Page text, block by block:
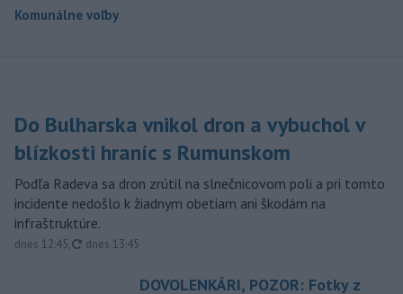
Komunálne voľby
Do Bulharska vnikol dron a vybuchol v
blízkosti hraníc s Rumunskom
Podľa Radeva sa dron zrútil na slnečnicovom poli a pri tomto
incidente nedošlo k žiadnym obetiam ani škodám na
infraštruktúre.
dnes 12:45, aktualizované
dnes 13:45
DOVOLENKÁRI, POZOR: Fotky z